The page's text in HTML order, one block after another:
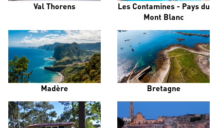
Val Thorens
Les Contamines - Pays du
Mont Blanc
Madère Bretagne